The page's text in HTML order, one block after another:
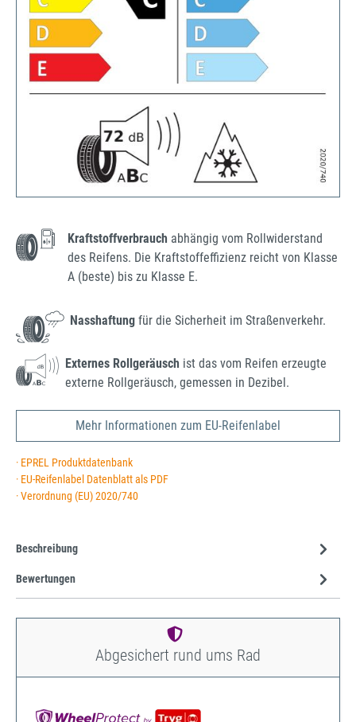
Kraftstoffverbrauch abhängig vom Rollwiderstand
des Reifens. Die Kraftstoffeffizienz reicht von Klasse
A (beste) bis zu Klasse E.
Nasshaftung für die Sicherheit im Straßenverkehr.
Externes Rollgeräusch ist das vom Reifen erzeugte
externe Rollgeräusch, gemessen in Dezibel.
Mehr Informationen zum EU-Reifenlabel
· EPREL Produktdatenbank
· EU-Reifenlabel Datenblatt als PDF
· Verordnung (EU) 2020/740
Beschreibung
Bewertungen
Abgesichert rund ums Rad